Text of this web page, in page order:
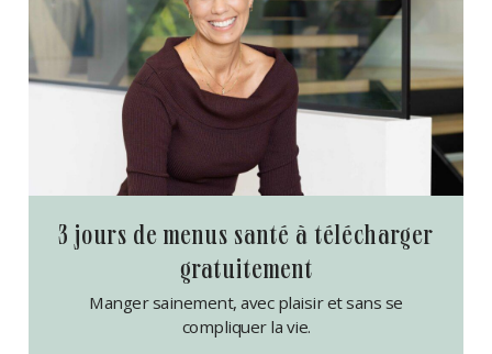
3 jours de menus santé à télécharger
gratuitement
Manger sainement, avec plaisir et sans se
compliquer la vie.